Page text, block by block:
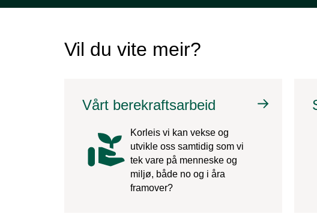
Vil du vite meir?
Vårt berekraftsarbeid
Korleis vi kan vekse og
utvikle oss samtidig som vi
tek vare på menneske og
miljø, både no og i åra
framover?